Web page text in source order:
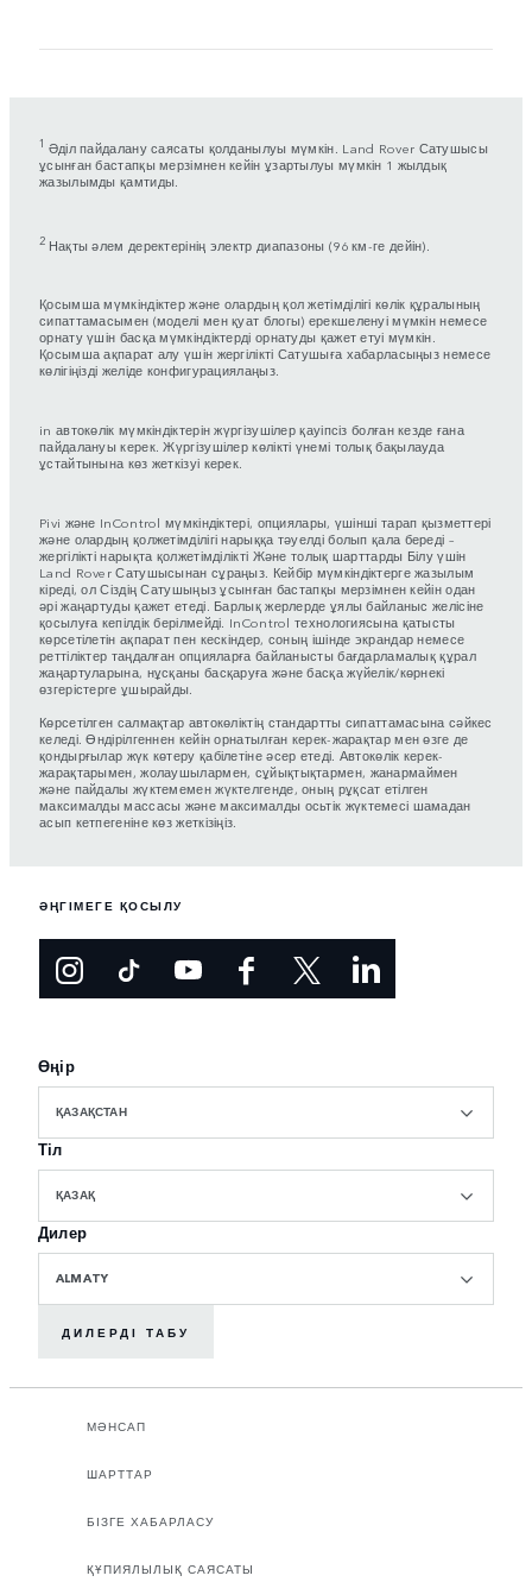
1 Әділ пайдалану саясаты қолданылуы мүмкін. Land Rover Сатушысы
ұсынған бастапқы мерзімнен кейін ұзартылуы мүмкін 1 жылдық
жазылымды қамтиды.
2 Нақты әлем деректерінің электр диапазоны (96 км-ге дейін).
Қосымша мүмкіндіктер және олардың қол жетімділігі көлік құралының
сипаттамасымен (моделі мен қуат блогы) ерекшеленуі мүмкін немесе
орнату үшін басқа мүмкіндіктерді орнатуды қажет етуі мүмкін.
Қосымша ақпарат алу үшін жергілікті Сатушыға хабарласыңыз немесе
көлігіңізді желіде конфигурациялаңыз.
in автокөлік мүмкіндіктерін жүргізушілер қауіпсіз болған кезде ғана
пайдалануы керек. Жүргізушілер көлікті үнемі толық бақылауда
ұстайтынына көз жеткізуі керек.
Pivi және InControl мүмкіндіктері, опциялары, үшінші тарап қызметтері
және олардың қолжетімділігі нарыққа тәуелді болып қала береді –
жергілікті нарықта қолжетімділікті Және толық шарттарды Білу үшін
Land Rover Сатушысынан сұраңыз. Кейбір мүмкіндіктерге жазылым
кіреді, ол Сіздің Сатушыңыз ұсынған бастапқы мерзімнен кейін одан
әрі жаңартуды қажет етеді. Барлық жерлерде ұялы байланыс желісіне
қосылуға кепілдік берілмейді. InControl технологиясына қатысты
көрсетілетін ақпарат пен кескіндер, соның ішінде экрандар немесе
реттіліктер таңдалған опцияларға байланысты бағдарламалық құрал
жаңартуларына, нұсқаны басқаруға және басқа жүйелік/көрнекі
өзгерістерге ұшырайды.
Көрсетілген салмақтар автокөліктің стандартты сипаттамасына сәйкес
келеді. Өндірілгеннен кейін орнатылған керек-жарақтар мен өзге де
қондырғылар жүк көтеру қабілетіне әсер етеді. Автокөлік керек-
жарақтарымен, жолаушылармен, сұйықтықтармен, жанармаймен
және пайдалы жүктемемен жүктелгенде, оның рұқсат етілген
максималды массасы және максималды осьтік жүктемесі шамадан
асып кетпегеніне көз жеткізіңіз.
ӘҢГІМЕГЕ ҚОСЫЛУ
Өңір
ҚАЗАҚСТАН
Тіл
ҚАЗАҚ
Дилер
ALMATY
ДИЛЕРДІ ТАБУ
МӘНСАП
ШАРТТАР
БІЗГЕ ХАБАРЛАСУ
ҚҰПИЯЛЫЛЫҚ САЯСАТЫ